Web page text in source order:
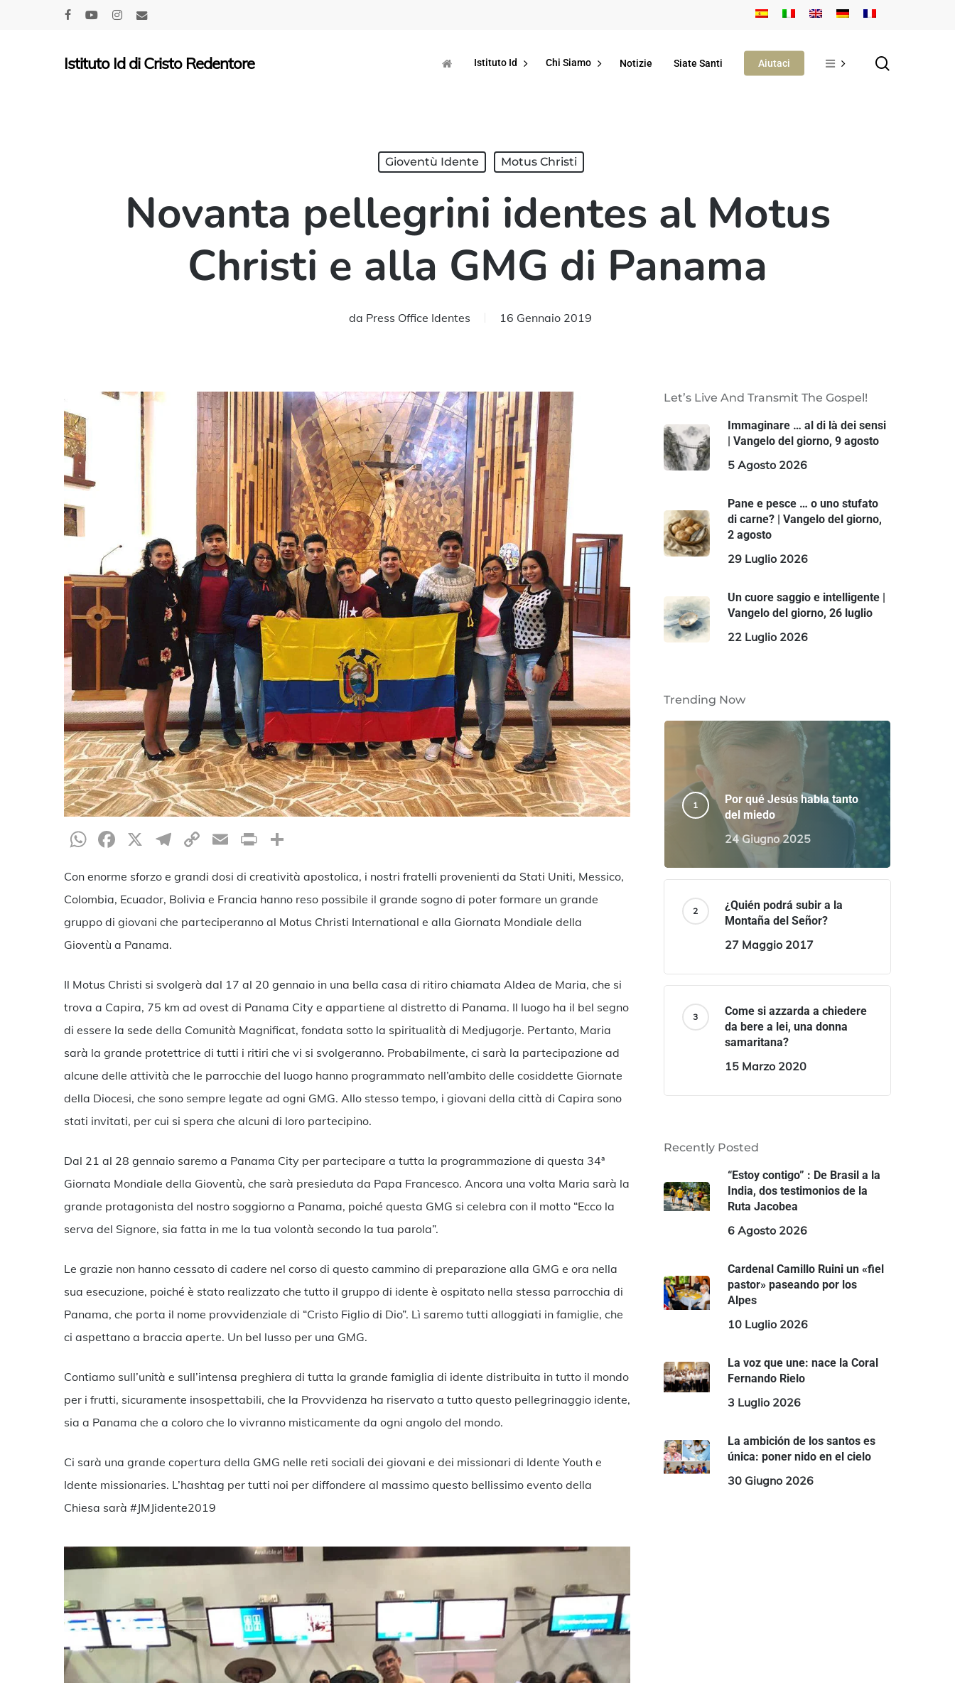
Hit enter to search or ESC to close
Istituto Id di Cristo Redentore Istituto Id Chi Siamo Notizie Siate Santi Aiutaci
Gioventù Idente Motus Christi
Novanta pellegrini identes al Motus
Christi e alla GMG di Panama
da Press Office Identes 16 Gennaio 2019
WhatsApp
Facebook
X Telegram
CopyEmailPrint
Con enorme sforzo e grandi dosi di creatività apostolica, i nostri fratelli provenienti da Stati Uniti, Messico,
Colombia, Ecuador, Bolivia e Francia hanno reso possibile il grande sogno di poter formare un grande
gruppo di giovani che parteciperanno al Motus Christi International e alla Giornata Mondiale della
Gioventù a Panama.
Il Motus Christi si svolgerà dal 17 al 20 gennaio in una bella casa di ritiro chiamata Aldea de Maria, che si
trova a Capira, 75 km ad ovest di Panama City e appartiene al distretto di Panama. Il luogo ha il bel segno
di essere la sede della Comunità Magnificat, fondata sotto la spiritualità di Medjugorje. Pertanto, Maria
sarà la grande protettrice di tutti i ritiri che vi si svolgeranno. Probabilmente, ci sarà la partecipazione ad
alcune delle attività che le parrocchie del luogo hanno programmato nell’ambito delle cosiddette Giornate
della Diocesi, che sono sempre legate ad ogni GMG. Allo stesso tempo, i giovani della città di Capira sono
stati invitati, per cui si spera che alcuni di loro partecipino.
Dal 21 al 28 gennaio saremo a Panama City per partecipare a tutta la programmazione di questa 34ª
Giornata Mondiale della Gioventù, che sarà presieduta da Papa Francesco. Ancora una volta Maria sarà la
grande protagonista del nostro soggiorno a Panama, poiché questa GMG si celebra con il motto “Ecco la
serva del Signore, sia fatta in me la tua volontà secondo la tua parola”.
Le grazie non hanno cessato di cadere nel corso di questo cammino di preparazione alla GMG e ora nella
sua esecuzione, poiché è stato realizzato che tutto il gruppo di idente è ospitato nella stessa parrocchia di
Panama, che porta il nome provvidenziale di “Cristo Figlio di Dio”. Lì saremo tutti alloggiati in famiglie, che
ci aspettano a braccia aperte. Un bel lusso per una GMG.
Contiamo sull’unità e sull’intensa preghiera di tutta la grande famiglia di idente distribuita in tutto il mondo
per i frutti, sicuramente insospettabili, che la Provvidenza ha riservato a tutto questo pellegrinaggio idente,
sia a Panama che a coloro che lo vivranno misticamente da ogni angolo del mondo.
Ci sarà una grande copertura della GMG nelle reti sociali dei giovani e dei missionari di Idente Youth e
Idente missionaries. L’hashtag per tutti noi per diffondere al massimo questo bellissimo evento della
Chiesa sarà #JMJidente2019
Let’s Live And Transmit The Gospel!
Immaginare … al di là dei sensi
| Vangelo del giorno, 9 agosto
5 Agosto 2026
Pane e pesce … o uno stufato
di carne? | Vangelo del giorno,
2 agosto
29 Luglio 2026
Un cuore saggio e intelligente |
Vangelo del giorno, 26 luglio
22 Luglio 2026
Trending Now
Por qué Jesús habla tanto
del miedo
24 Giugno 2025
¿Quién podrá subir a la
Montaña del Señor?
27 Maggio 2017
Come si azzarda a chiedere
da bere a lei, una donna
samaritana?
15 Marzo 2020
Recently Posted
“Estoy contigo” : De Brasil a la
India, dos testimonios de la
Ruta Jacobea
6 Agosto 2026
Cardenal Camillo Ruini un «fiel
pastor» paseando por los
Alpes
10 Luglio 2026
La voz que une: nace la Coral
Fernando Rielo
3 Luglio 2026
La ambición de los santos es
única: poner nido en el cielo
30 Giugno 2026